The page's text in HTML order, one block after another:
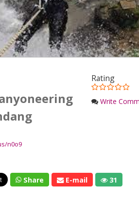
Rating
Write
n0o9
Share E-mail 31